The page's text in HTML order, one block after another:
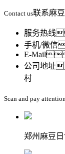
Contact us联系麻
服务热线
手机/微信
E-Mail
公司地址
村
Scan and pay
郑州麻豆